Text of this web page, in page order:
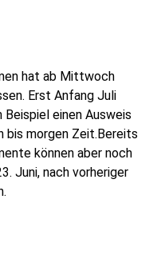
hat ab Mittwoch
Erst Anfang Juli
einen Ausweis
bis morgen Zeit.Bereits
können aber noch
Juni, nach vorheriger